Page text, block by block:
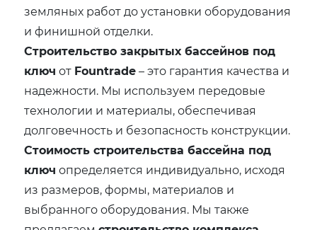
земляных работ до установки оборудования
и финишной отделки.
Строительство закрытых бассейнов под
ключ от Fountrade– это гарантия качества и
надежности. Мы используем передовые
технологии и материалы, обеспечивая
долговечность и безопасность конструкции.
Стоимость строительства бассейна под
ключ определяется индивидуально, исходя
из размеров, формы, материалов и
выбранного оборудования. Мы также